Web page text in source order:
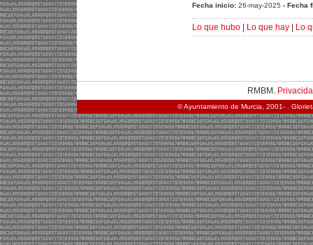
Fecha inicio: 26-may-2025 - Fecha
Lo que hubo Lo que hay Lo
RMBM.
© Ayuntamiento de Murcia, 2001- .